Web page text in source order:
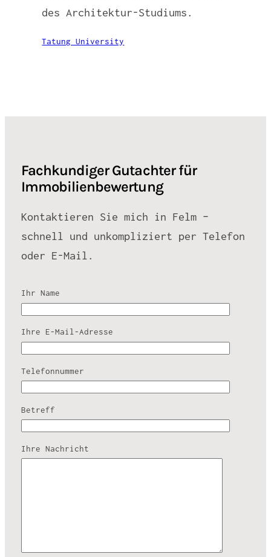
des Architektur-Studiums.
Tatung University
Fachkundiger Gutachter für
Immobilienbewertung
Kontaktieren Sie mich in Felm –
schnell und unkompliziert per Telefon
oder E-Mail.
Ihr Name
Ihre E-Mail-Adresse
Telefonnummer
Betreff
Ihre Nachricht